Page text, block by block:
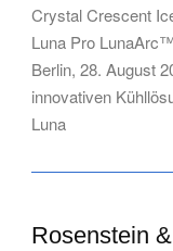
Crystal Crescent
Luna Pro
Berlin, 28. August
innovativen
Luna
Rosenstein